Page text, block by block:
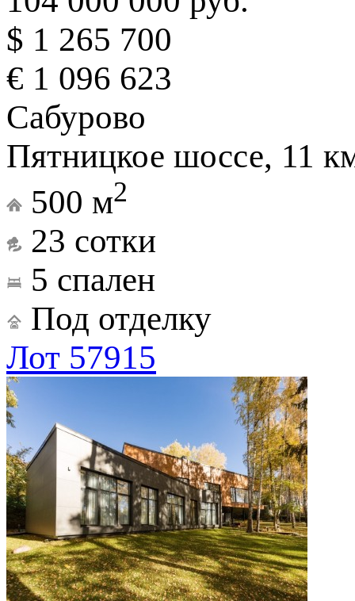
$ 1 265 700
€ 1 096 623
Сабурово
Пятницкое шоссе, 11
500 м2
23 сотки
5 спален
Под отделку
Лот 57915